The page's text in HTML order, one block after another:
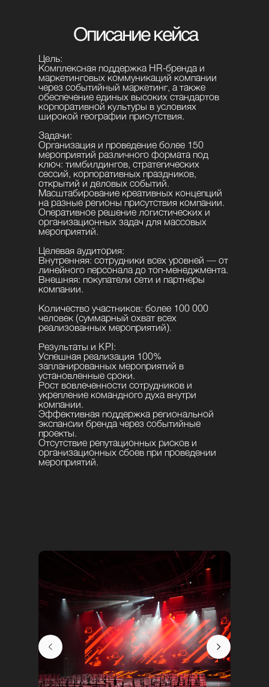
Цель:
Комплексная поддержка HR-бренда и
маркетинговых коммуникаций компании
через событийный маркетинг, а также
обеспечение единых высоких стандартов
корпоративной культуры в условиях
широкой географии присутствия.
Задачи:
Организация и проведение более 150
мероприятий различного формата под
ключ: тимбилдингов, стратегических
сессий, корпоративных праздников,
открытий и деловых событий.
Масштабирование креативных концепций
на разные регионы присутствия компании.
Оперативное решение логистических и
организационных задач для массовых
мероприятий.
Целевая аудитория:
Внутренняя: сотрудники всех уровней — от
линейного персонала до топ-менеджмента.
Внешняя: покупатели сети и партнеры
компании.
Количество участников: более 100 000
человек (суммарный охват всех
реализованных мероприятий).
Результаты и KPI:
Успешная реализация 100%
запланированных мероприятий в
установленные сроки.
Рост вовлеченности сотрудников и
укрепление командного духа внутри
компании.
Эффективная поддержка региональной
экспансии бренда через событийные
проекты.
Отсутствие репутационных рисков и
организационных сбоев при проведении
мероприятий.
Описание кейса